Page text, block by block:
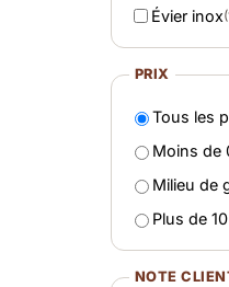
Évier inox
PRIX
Tous les
Moins de
Milieu de
Plus de
NOTE